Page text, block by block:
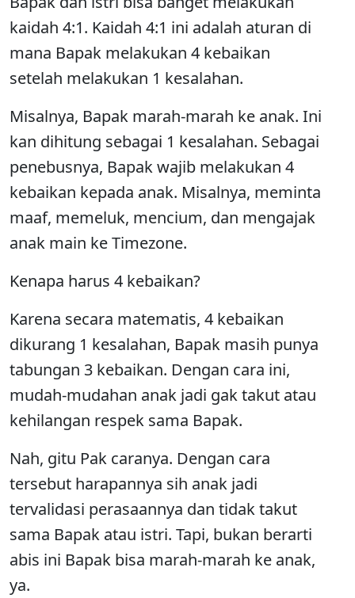
kaidah 4:1. Kaidah 4:1 ini adalah aturan di
mana Bapak melakukan 4 kebaikan
setelah melakukan 1 kesalahan.
Misalnya, Bapak marah-marah ke anak. Ini
kan dihitung sebagai 1 kesalahan. Sebagai
penebusnya, Bapak wajib melakukan 4
kebaikan kepada anak. Misalnya, meminta
maaf, memeluk, mencium, dan mengajak
anak main ke Timezone.
Kenapa harus 4 kebaikan?
Karena secara matematis, 4 kebaikan
dikurang 1 kesalahan, Bapak masih punya
tabungan 3 kebaikan. Dengan cara ini,
mudah-mudahan anak jadi gak takut atau
kehilangan respek sama Bapak.
Nah, gitu Pak caranya. Dengan cara
tersebut harapannya sih anak jadi
tervalidasi perasaannya dan tidak takut
sama Bapak atau istri. Tapi, bukan berarti
abis ini Bapak bisa marah-marah ke anak,
ya.